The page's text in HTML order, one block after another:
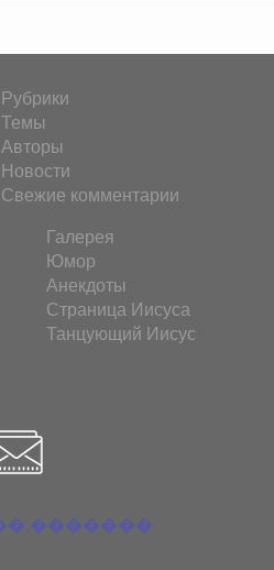
Рубрики
Темы
Авторы
Новости
Свежие комментарии
Галерея
Юмор
Анекдоты
Страница Иисуса
Танцующий Иисус